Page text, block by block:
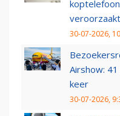
veroorzaakt
30-07-2026,
Airshow:
keer
30-07-2026,